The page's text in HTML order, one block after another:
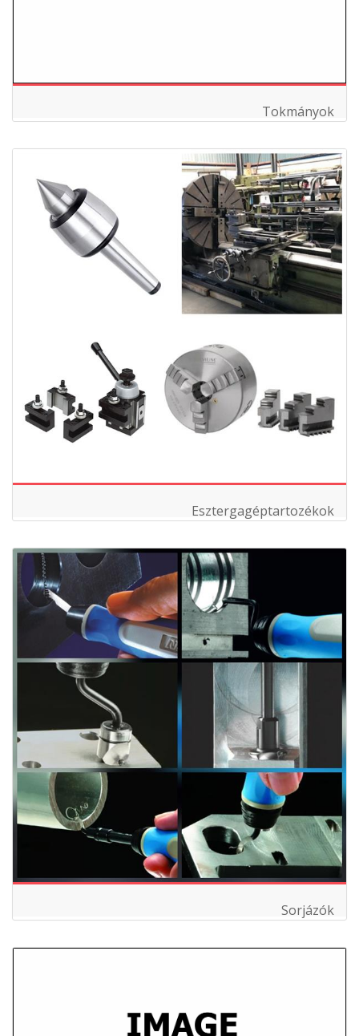
Tokmányok
Esztergagéptartozékok
Sorjázók